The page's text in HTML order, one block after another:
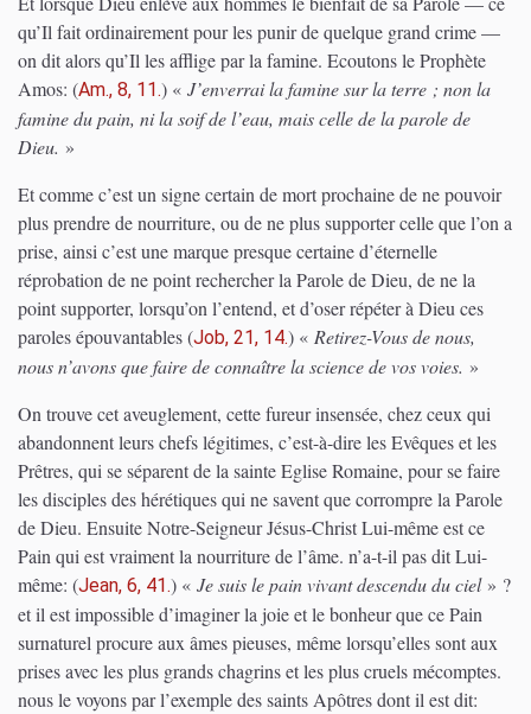
qu’Il fait ordinairement pour les punir de quelque grand crime —
on dit alors qu’Il les afflige par la famine. Ecoutons le Prophète
Amos: (Am., 8, 11.) « J’enverrai la famine sur la terre ; non la
famine du pain, ni la soif de l’eau, mais celle de la parole de
Dieu. »
Et comme c’est un signe certain de mort prochaine de ne pouvoir
plus prendre de nourriture, ou de ne plus supporter celle que l’on a
prise, ainsi c’est une marque presque certaine d’éternelle
réprobation de ne point rechercher la Parole de Dieu, de ne la
point supporter, lorsqu’on l’entend, et d’oser répéter à Dieu ces
paroles épouvantables(Job, 21, 14.) « Retirez-Vous de nous,
nous n’avons que faire de connaître la science de vos voies. »
On trouve cet aveuglement, cette fureur insensée, chez ceux qui
abandonnent leurs chefs légitimes, c’est-à-dire les Evêques et les
Prêtres, qui se séparent de la sainte Eglise Romaine, pour se faire
les disciples des hérétiques qui ne savent que corrompre la Parole
de Dieu. Ensuite Notre-Seigneur Jésus-Christ Lui-même est ce
Pain qui est vraiment la nourriture de l’âme. n’a-t-il pas dit Lui-
même: (Jean, 6, 41.) « Je suis le pain vivant descendu du ciel » ?
et il est impossible d’imaginer la joie et le bonheur que ce Pain
surnaturel procure aux âmes pieuses, même lorsqu’elles sont aux
prises avec les plus grands chagrins et les plus cruels mécomptes.
nous le voyons par l’exemple des saints Apôtres dont il est dit: